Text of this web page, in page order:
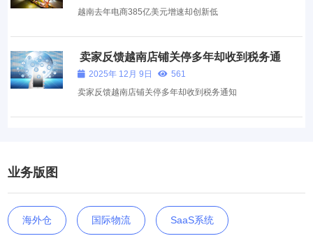
越南去年电商385亿美元增速却创新低
卖家反馈越南店铺关停多年却收到税务通
知 2025年 12月 9日
561
卖家反馈越南店铺关停多年却收到税务通知
业务版图
海外仓 国际物流 SaaS系统